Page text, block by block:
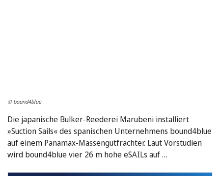
© bound4blue
Die japanische Bulker-Reederei Marubeni installiert
»Suction Sails« des spanischen Unternehmens bound4blue
auf einem Panamax-Massengutfrachter. Laut Vorstudien
wird bound4blue vier 26 m hohe eSAILs auf …